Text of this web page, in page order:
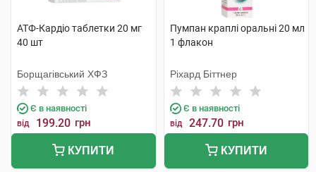
АТФ-Кардіо таблетки 20 мг
40 шт
Борщагівський ХФЗ
Є в наявності
від 199.20 грн
КУПИТИ
Пумпан краплі оральні 20 мл
1 флакон
Ріхард Біттнер
Є в наявності
від 247.70 грн
КУПИТИ